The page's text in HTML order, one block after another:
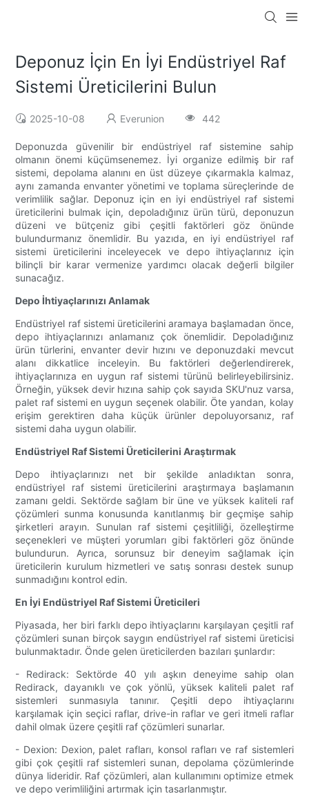
Deponuz İçin En İyi Endüstriyel Raf
Sistemi Üreticilerini Bulun
2025-10-08 Everunion 442
Deponuzda güvenilir bir endüstriyel raf sistemine sahip
olmanın önemi küçümsenemez. İyi organize edilmiş bir raf
sistemi, depolama alanını en üst düzeye çıkarmakla kalmaz,
aynı zamanda envanter yönetimi ve toplama süreçlerinde de
verimlilik sağlar. Deponuz için en iyi endüstriyel raf sistemi
üreticilerini bulmak için, depoladığınız ürün türü, deponuzun
düzeni ve bütçeniz gibi çeşitli faktörleri göz önünde
bulundurmanız önemlidir. Bu yazıda, en iyi endüstriyel raf
sistemi üreticilerini inceleyecek ve depo ihtiyaçlarınız için
bilinçli bir karar vermenize yardımcı olacak değerli bilgiler
sunacağız.
Depo İhtiyaçlarınızı Anlamak
Endüstriyel raf sistemi üreticilerini aramaya başlamadan önce,
depo ihtiyaçlarınızı anlamanız çok önemlidir. Depoladığınız
ürün türlerini, envanter devir hızını ve deponuzdaki mevcut
alanı dikkatlice inceleyin. Bu faktörleri değerlendirerek,
ihtiyaçlarınıza en uygun raf sistemi türünü belirleyebilirsiniz.
Örneğin, yüksek devir hızına sahip çok sayıda SKU'nuz varsa,
palet raf sistemi en uygun seçenek olabilir. Öte yandan, kolay
erişim gerektiren daha küçük ürünler depoluyorsanız, raf
sistemi daha uygun olabilir.
Endüstriyel Raf Sistemi Üreticilerini Araştırmak
Depo ihtiyaçlarınızı net bir şekilde anladıktan sonra,
endüstriyel raf sistemi üreticilerini araştırmaya başlamanın
zamanı geldi. Sektörde sağlam bir üne ve yüksek kaliteli raf
çözümleri sunma konusunda kanıtlanmış bir geçmişe sahip
şirketleri arayın. Sunulan raf sistemi çeşitliliği, özelleştirme
seçenekleri ve müşteri yorumları gibi faktörleri göz önünde
bulundurun. Ayrıca, sorunsuz bir deneyim sağlamak için
üreticilerin kurulum hizmetleri ve satış sonrası destek sunup
sunmadığını kontrol edin.
En İyi Endüstriyel Raf Sistemi Üreticileri
Piyasada, her biri farklı depo ihtiyaçlarını karşılayan çeşitli raf
çözümleri sunan birçok saygın endüstriyel raf sistemi üreticisi
bulunmaktadır. Önde gelen üreticilerden bazıları şunlardır:
- Redirack: Sektörde 40 yılı aşkın deneyime sahip olan
Redirack, dayanıklı ve çok yönlü, yüksek kaliteli palet raf
sistemleri sunmasıyla tanınır. Çeşitli depo ihtiyaçlarını
karşılamak için seçici raflar, drive-in raflar ve geri itmeli raflar
dahil olmak üzere çeşitli raf çözümleri sunarlar.
- Dexion: Dexion, palet rafları, konsol rafları ve raf sistemleri
gibi çok çeşitli raf sistemleri sunan, depolama çözümlerinde
dünya lideridir. Raf çözümleri, alan kullanımını optimize etmek
ve depo verimliliğini artırmak için tasarlanmıştır.